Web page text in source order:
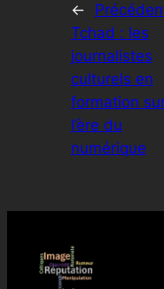
←
Tchad : les
journalistes
culturels en
formation
l’ère du
numérique